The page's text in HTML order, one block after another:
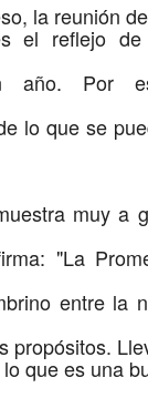
la reunión
el reflejo
año. Por
lo que se
muy a
"La
entre la
propósitos.
que es una